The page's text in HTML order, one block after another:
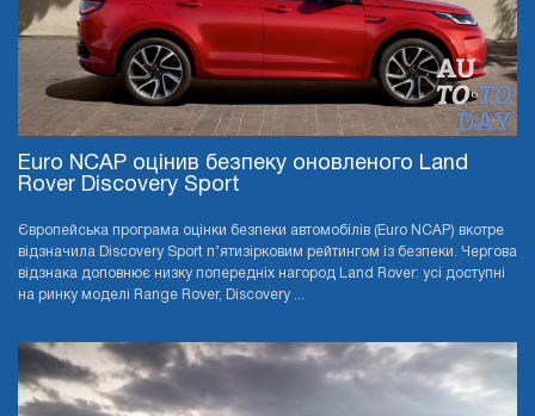
Euro NCAP оцінив безпеку оновленого Land
Rover Discovery Sport
Європейська програма оцінки безпеки автомобілів (Euro NCAP) вкотре
відзначила Discovery Sport п’ятизірковим рейтингом із безпеки. Чергова
відзнака доповнює низку попередніх нагород Land Rover: усі доступні
на ринку моделі Range Rover, Discovery ...